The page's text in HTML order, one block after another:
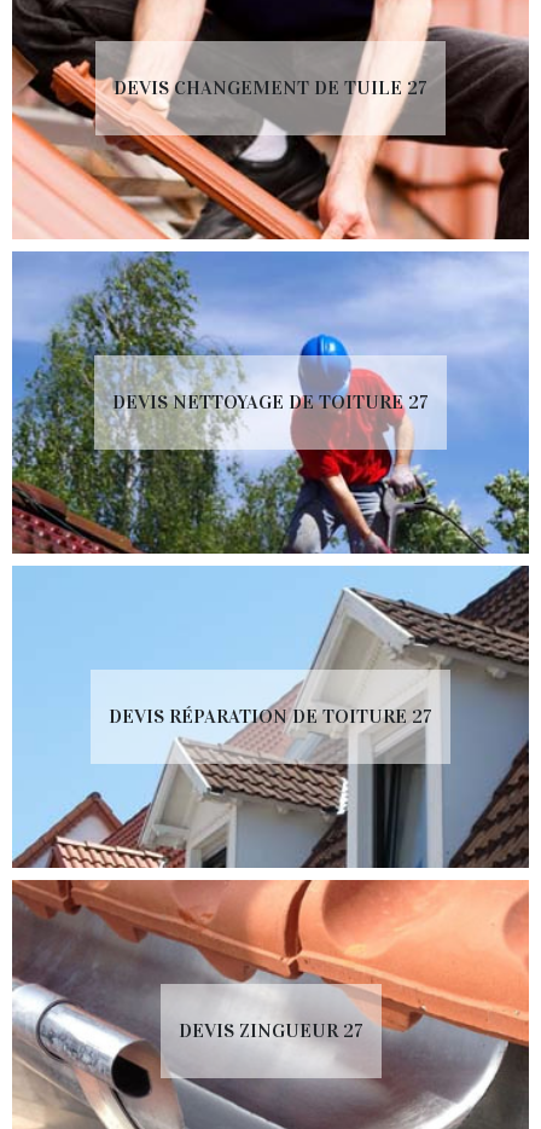
DEVIS CHANGEMENT DE TUILE 27
DEVIS NETTOYAGE DE TOITURE 27
DEVIS RÉPARATION DE TOITURE 27
DEVIS ZINGUEUR 27